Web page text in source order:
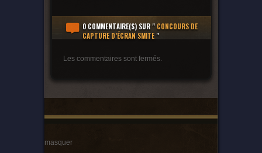
0 COMMENTAIRE(S)SUR " CONCOURS DE
CAPTURE D’ÉCRAN SMITE"
Les commentaires sont fermés.
masquer